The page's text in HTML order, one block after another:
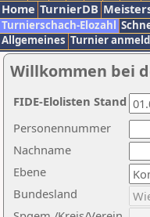
Home TurnierDB
Turnierschach-Elozahl
Allgemeines Turnier
Willkommen bei
Nachname
Ebene
Personennummer
Bundesland
FIDE-Elolisten Stand